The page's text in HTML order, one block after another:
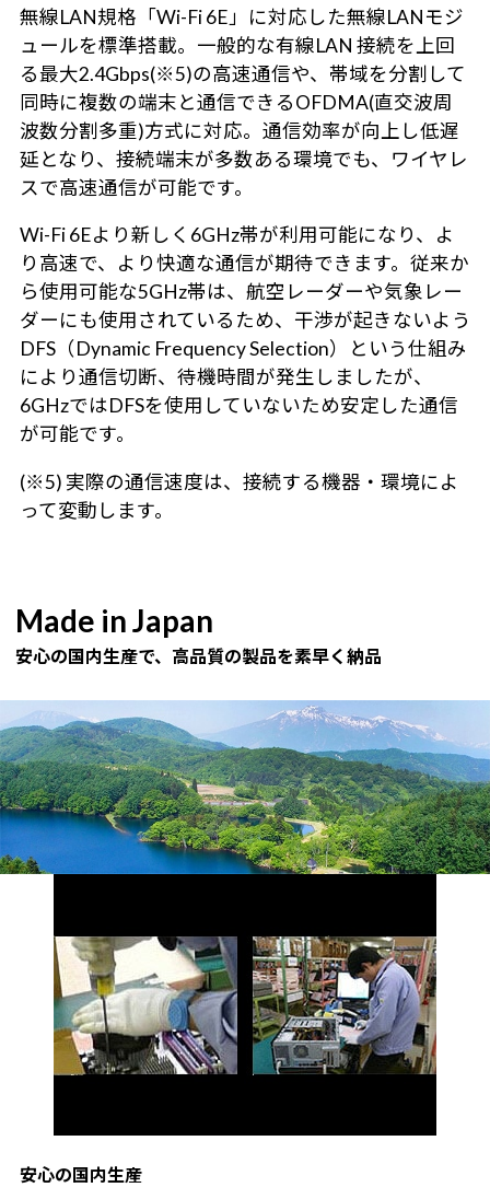
無線LAN規格「Wi-Fi 6E」に対応した無線LANモジ
ュールを標準搭載。一般的な有線LAN 接続を上回
る最大2.4Gbps(※5)の高速通信や、帯域を分割して
同時に複数の端末と通信できるOFDMA(直交波周
波数分割多重)方式に対応。通信効率が向上し低遅
延となり、接続端末が多数ある環境でも、ワイヤレ
スで高速通信が可能です。
Wi-Fi 6Eより新しく6GHz帯が利用可能になり、よ
り高速で、より快適な通信が期待できます。従来か
ら使用可能な5GHz帯は、航空レーダーや気象レー
ダーにも使用されているため、干渉が起きないよう
DFS（Dynamic Frequency Selection）という仕組み
により通信切断、待機時間が発生しましたが、
6GHzではDFSを使用していないため安定した通信
が可能です。
(※5) 実際の通信速度は、接続する機器・環境によ
って変動します。
Made in Japan
安心の国内生産で、高品質の製品を素早く納品
安心の国内生産